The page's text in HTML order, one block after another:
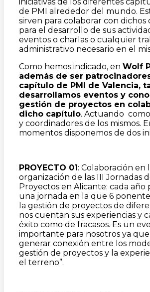
de PMI alrededor del mundo.
sirven para colaborar con
para el desarrollo de sus
eventos o charlas o cualquier
administrativo necesario en el
Como hemos indicado, en Wolf
además de ser
capítulo de PMI de Valencia,
desarrollamos eventos y
gestión de proyectos en
dicho capítulo. Actuando
y coordinadores de los mismos.
momentos disponemos de dos
PROYECTO 01: Colaboración en
organización de las III Jornadas
Proyectos en Alicante: cada año
una jornada en la que 6
la gestión de proyectos de
nos cuentan sus experiencias y
éxito como de fracasos. Es un
importante para nosotros ya
generar conexión entre los
gestión de proyectos y la
el terreno”.